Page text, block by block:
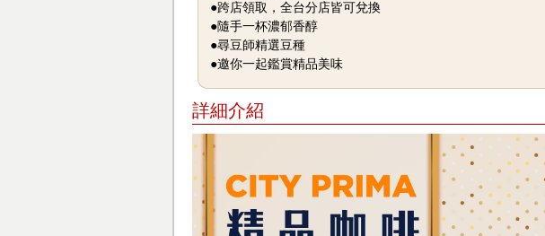
●跨店領取，全台分店皆可兌換
●隨手一杯濃郁香醇
●尋豆師精選豆種
●邀你一起鑑賞精品美味
詳細介紹